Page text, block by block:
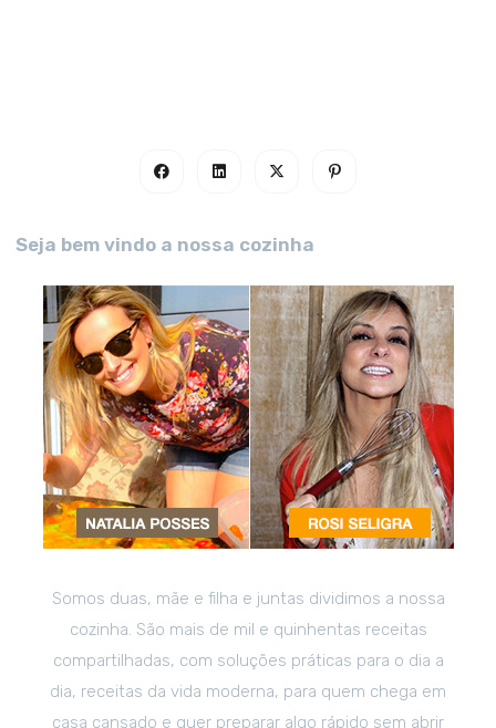
Seja bem vindo a nossa cozinha
Somos duas, mãe e filha e juntas dividimos a nossa
cozinha. São mais de mil e quinhentas receitas
compartilhadas, com soluções práticas para o dia a
dia, receitas da vida moderna, para quem chega em
casa cansado e quer preparar algo rápido sem abrir